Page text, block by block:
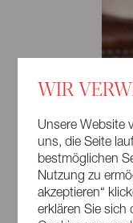
Sopran
Camilla Nylund
Die finnische
war sie vier Jahre
Staatsoper
WIR
Unsere Website
uns, die Seite
bestmöglichen
Nutzung zu
akzeptieren“
erklären Sie sich